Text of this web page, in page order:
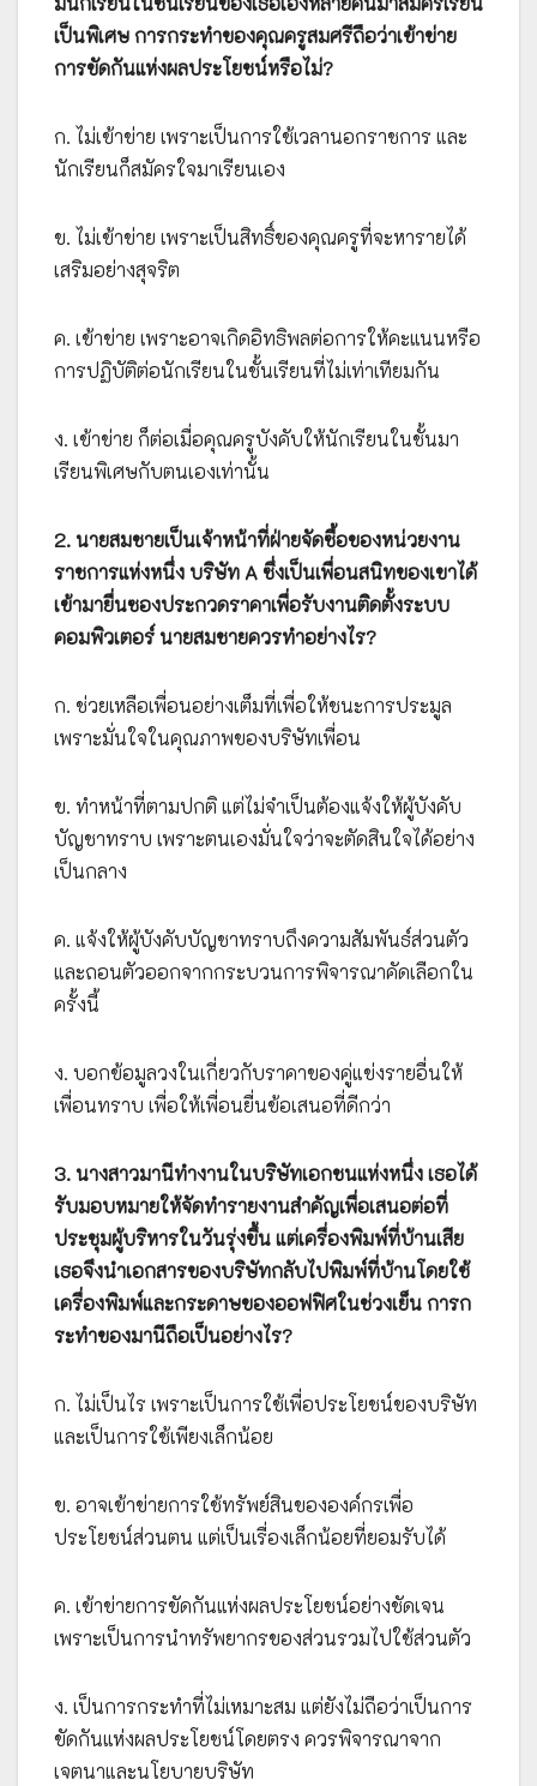
เป็นพิเศษ การกระทำของคุณครูสมศรีถือว่าเข้าข่าย
การขัดกันแห่งผลประโยชน์หรือไม่?
ก. ไม่เข้าข่าย เพราะเป็นการใช้เวลานอกราชการ และ
นักเรียนก็สมัครใจมาเรียนเอง
ข. ไม่เข้าข่าย เพราะเป็นสิทธิ์ของคุณครูที่จะหารายได้
เสริมอย่างสุจริต
ค. เข้าข่าย เพราะอาจเกิดอิทธิพลต่อการให้คะแนนหรือ
การปฏิบัติต่อนักเรียนในชั้นเรียนที่ไม่เท่าเทียมกัน
ง. เข้าข่าย ก็ต่อเมื่อคุณครูบังคับให้นักเรียนในชั้นมา
เรียนพิเศษกับตนเองเท่านั้น
2. นายสมชายเป็นเจ้าหน้าที่ฝ่ายจัดซื้อของหน่วยงาน
ราชการแห่งหนึ่ง บริษัท A ซึ่งเป็นเพื่อนสนิทของเขาได้
เข้ามายื่นซองประกวดราคาเพื่อรับงานติดตั้งระบบ
คอมพิวเตอร์ นายสมชายควรทำอย่างไร?
ก. ช่วยเหลือเพื่อนอย่างเต็มที่เพื่อให้ชนะการประมูล
เพราะมั่นใจในคุณภาพของบริษัทเพื่อน
ข. ทำหน้าที่ตามปกติ แต่ไม่จำเป็นต้องแจ้งให้ผู้บังคับ
บัญชาทราบ เพราะตนเองมั่นใจว่าจะตัดสินใจได้อย่าง
เป็นกลาง
ค. แจ้งให้ผู้บังคับบัญชาทราบถึงความสัมพันธ์ส่วนตัว
และถอนตัวออกจากกระบวนการพิจารณาคัดเลือกใน
ครั้งนี้
ง. บอกข้อมูลวงในเกี่ยวกับราคาของคู่แข่งรายอื่นให้
เพื่อนทราบ เพื่อให้เพื่อนยื่นข้อเสนอที่ดีกว่า
3. นางสาวมานีทำงานในบริษัทเอกชนแห่งหนึ่ง เธอได้
รับมอบหมายให้จัดทำรายงานสำคัญเพื่อเสนอต่อที่
ประชุมผู้บริหารในวันรุ่งขึ้น แต่เครื่องพิมพ์ที่บ้านเสีย
เธอจึงนำเอกสารของบริษัทกลับไปพิมพ์ที่บ้านโดยใช้
เครื่องพิมพ์และกระดาษของออฟฟิศในช่วงเย็น การก
ระทำของมานีถือเป็นอย่างไร?
ก. ไม่เป็นไร เพราะเป็นการใช้เพื่อประโยชน์ของบริษัท
และเป็นการใช้เพียงเล็กน้อย
ข. อาจเข้าข่ายการใช้ทรัพย์สินขององค์กรเพื่อ
ประโยชน์ส่วนตน แต่เป็นเรื่องเล็กน้อยที่ยอมรับได้
ค. เข้าข่ายการขัดกันแห่งผลประโยชน์อย่างชัดเจน
เพราะเป็นการนำทรัพยากรของส่วนรวมไปใช้ส่วนตัว
ง. เป็นการกระทำที่ไม่เหมาะสม แต่ยังไม่ถือว่าเป็นการ
ขัดกันแห่งผลประโยชน์โดยตรง ควรพิจารณาจาก
เจตนาและนโยบายบริษัท